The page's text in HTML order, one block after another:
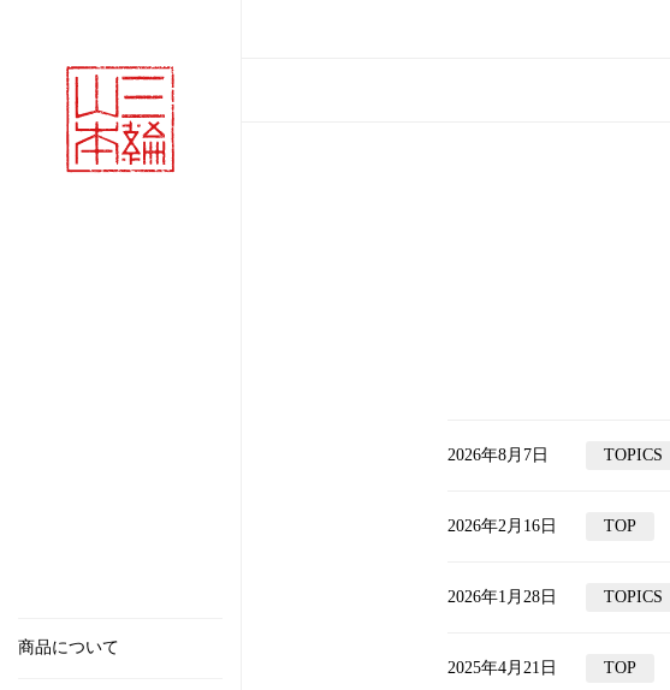
商品について
2026年8月7日 TOPICS
2026年2月16日 TOP
2026年1月28日 TOPICS
2025年4月21日 TOP